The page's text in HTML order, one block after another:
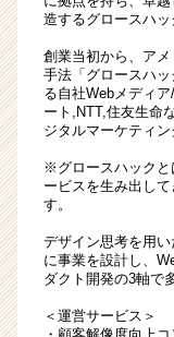
造するグロースハッ
創業当初から、ア
手法「グロースハ
る自社Webメディ
ート,NTT,住友生命
ジタルマーケティン
※グロースハックと
ービスを生み出し
す。
デザイン思考を用
に事業を設計し、
ダクト開発の3軸で
＜運営サービス＞